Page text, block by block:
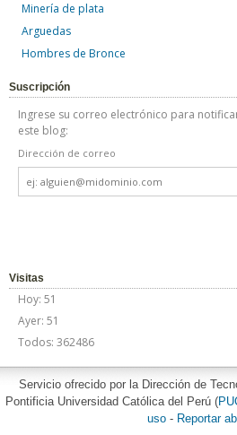
Minería de plata
Arguedas
Hombres de Bronce
Suscripción
Ingrese su correo electrónico para
este blog:
Dirección de correo
Dirección
de
correo
Visitas
Hoy: 51
Ayer: 51
Todos: 362486
Servicio ofrecido por la Dirección de
Pontificia Universidad Católica del Perú (
uso- Reportar